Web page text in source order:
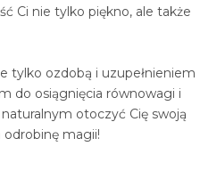
Ci nie tylko piękno, ale także
tylko ozdobą i uzupełnieniem
do osiągnięcia równowagi i
otoczyć Cię swoją
odrobinę magii!